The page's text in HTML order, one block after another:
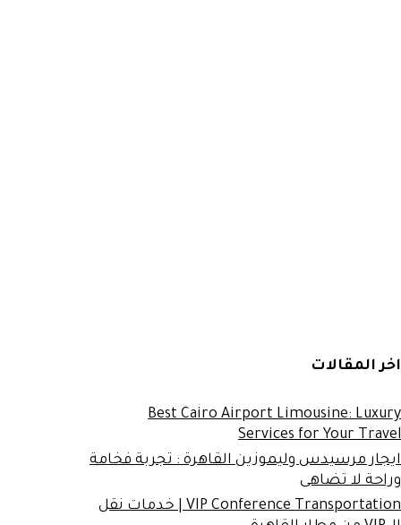
اخر المقالات
Best Cairo Airport Limousine: Luxury
Services for Your Travel
ايجار مرسيدس وليموزين القاهرة : تجربة فخامة
وراحة لا تضاهى
VIP Conference Transportation | خدمات نقل